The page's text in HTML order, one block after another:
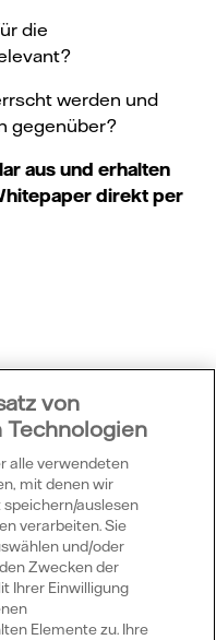
die
werden und
gegenüber?
aus und erhalten
direkt per
von
Technologien
alle verwendeten
mit denen wir
auslesen
verarbeiten. Sie
und/oder
Zwecken der
Ihrer Einwilligung
Elemente zu. Ihre